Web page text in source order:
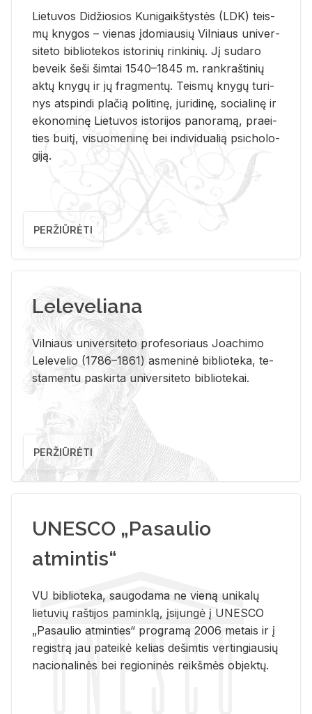
Lie­tu­vos Di­džio­sios Ku­ni­gaikš­tys­tės (LDK) teis­
mų kny­gos – vie­nas įdo­miau­sių Vil­niaus uni­ver­
si­te­to bi­b­lio­te­kos is­to­ri­nių rin­ki­nių. Jį su­da­ro
be­veik šeši šim­tai 1540–1845 m. rank­raš­ti­nių
aktų kny­gų ir jų frag­men­tų. Teis­mų kny­gų tu­ri­
nys at­spin­di pla­čią po­li­ti­nę, ju­ri­di­nę, so­cia­li­nę ir
eko­no­mi­nę Lie­tu­vos is­to­ri­jos pa­no­ra­mą, pra­ei­
ties bui­tį, vi­suo­me­ni­nę bei in­di­vi­dua­lią psi­cho­lo­
gi­ją.
PERŽIŪRĖTI
Leleveliana
Vil­niaus uni­ver­si­te­to pro­fe­so­riaus Jo­a­chi­mo
Le­le­ve­lio (1786–1861) as­me­ni­nė bi­b­lio­te­ka, te­
sta­men­tu pa­skir­ta uni­ver­si­te­to bi­b­lio­te­kai.
PERŽIŪRĖTI
UNESCO „Pasaulio
atmintis“
VU biblioteka, saugodama ne vieną unikalų
lietuvių raštijos paminklą, įsijungė į UNESCO
„Pasaulio atminties“ programą 2006 metais ir į
registrą jau pateikė kelias dešimtis vertingiausių
nacionalinės bei regioninės reikšmės objektų.